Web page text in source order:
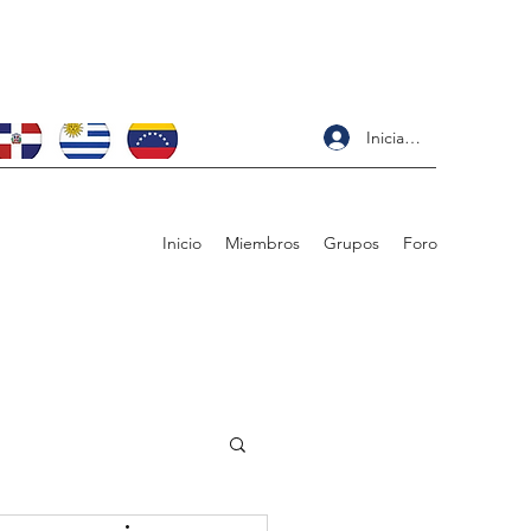
Iniciar sesión
Inicio Miembros Grupos Foro